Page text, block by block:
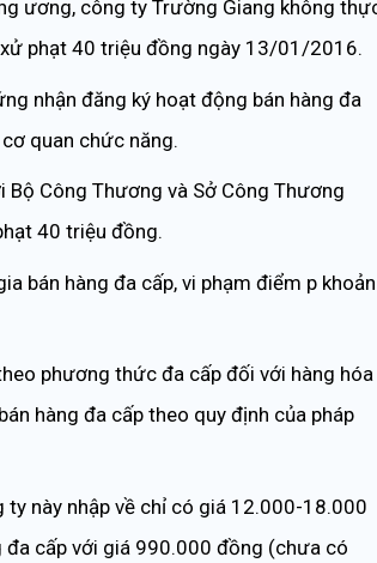
ương, công ty Trường Giang không
phạt 40 triệu đồng ngày 13/01/2016.
nhận đăng ký hoạt động bán hàng đa
quan chức năng.
Công Thương và Sở Công Thương
40 triệu đồng.
bán hàng đa cấp, vi phạm điểm p khoản
phương thức đa cấp đối với hàng hóa
hàng đa cấp theo quy định của pháp
ty này nhập về chỉ có giá 12.000-18.000
cấp với giá 990.000 đồng (chưa có